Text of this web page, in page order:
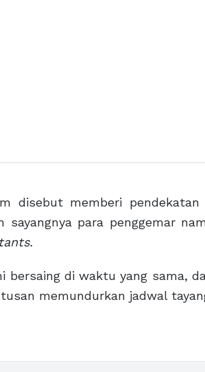
disebut memberi
sayangnya para penggemar
bersaing di waktu yang sama,
memundurkan jadwal